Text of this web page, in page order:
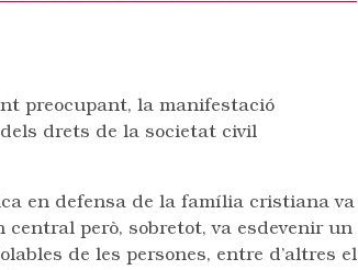
preocupant, la manifestació
drets de la societat civil
en defensa de la família cristiana va
però, sobretot, va esdevenir un
de les persones, entre d’altres el